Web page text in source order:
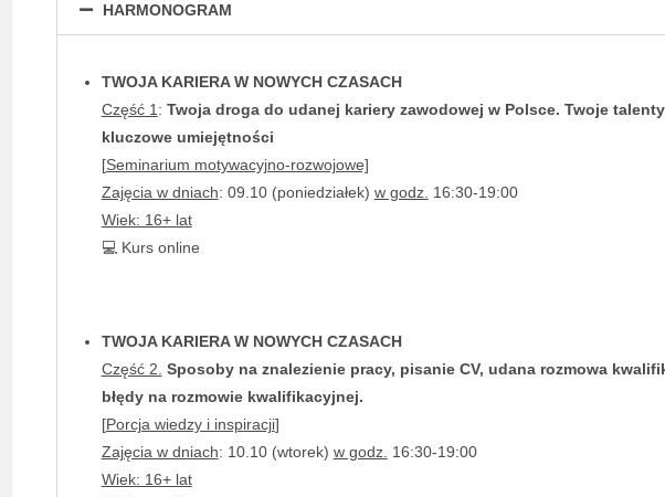
HARMONOGRAM
TWOJA KARIERA W NOWYCH CZASACH
Część 1: Twoja droga do udanej kariery zawodowej w Polsce. Twoje
kluczowe umiejętności
[Seminarium motywacyjno-rozwojowe]
Zajęcia w dniach: 09.10 (poniedziałek) w godz. 16:30-19:00
Wiek: 16+ lat
💻 Kurs online
TWOJA KARIERA W NOWYCH CZASACH
Część 2. Sposoby na znalezienie pracy, pisanie CV, udana rozmowa
błędy na rozmowie kwalifikacyjnej.
[Porcja wiedzy i inspiracji]
Zajęcia w dniach: 10.10 (wtorek) w godz. 16:30-19:00
Wiek: 16+ lat